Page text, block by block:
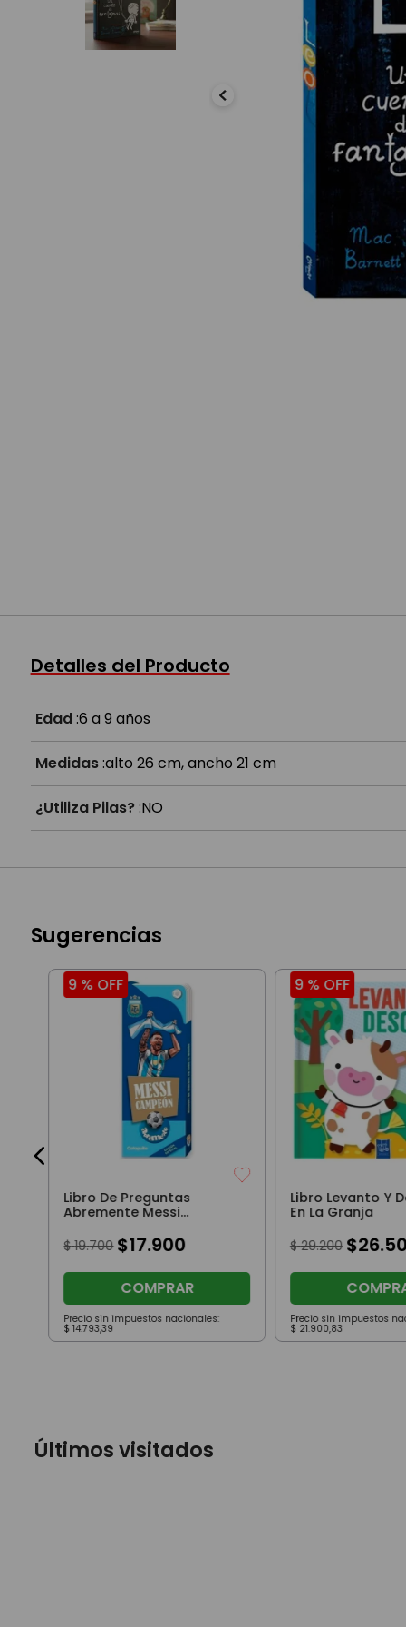
Detalles del Producto
Edad:6 a 9 años
Medidas:alto 26 cm, ancho 21 cm
¿Utiliza Pilas?:NO
Sugerencias
9 % OFF
Libro De Preguntas
Abremente Messi
$ 19.700 $17.900
COMPRAR
Precio sin impuestos nacionales:
$ 14.793,39
9 % OFF
Libro Levanto Y
En La Granja
$ 29.200 $26.
Precio sin impuestos
$ 21.900,83
Últimos visitados